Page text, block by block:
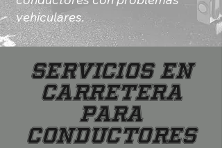
vehiculares.
Servicios en
Carretera
para
Conductores